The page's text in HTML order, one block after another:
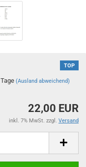
TOP
Tage(Ausland abweichend)
22,00 EUR
inkl. 7% MwSt. zzgl. Versand